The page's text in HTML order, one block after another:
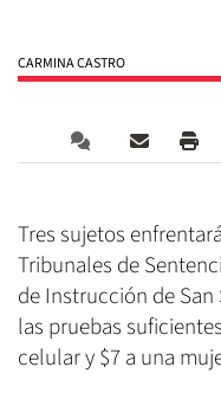
CARMINA CASTRO
Tres sujetos
Tribunales de
de Instrucción de
las pruebas
celular y $7 a una